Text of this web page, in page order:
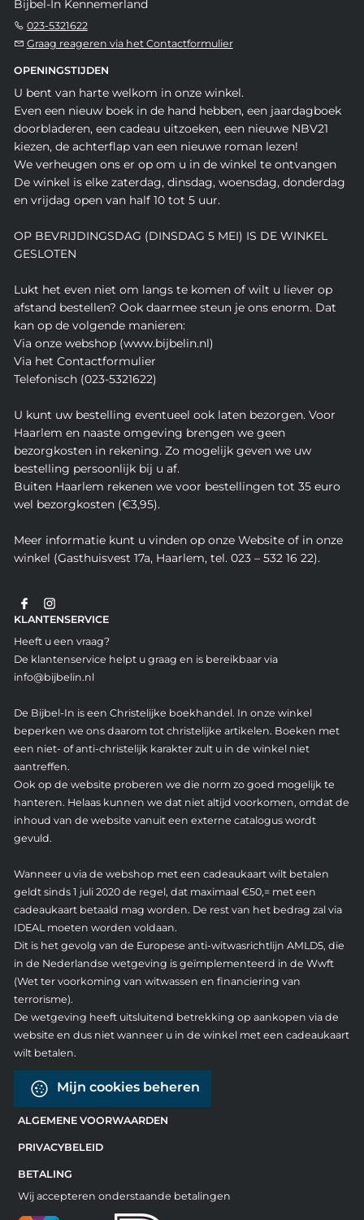
Bijbel-In Kennemerland
023-5321622
Graag reageren via het Contactformulier
OPENINGSTIJDEN
U bent van harte welkom in onze winkel.
Even een nieuw boek in de hand hebben, een jaardagboek
doorbladeren, een cadeau uitzoeken, een nieuwe NBV21
kiezen, de achterflap van een nieuwe roman lezen!
We verheugen ons er op om u in de winkel te ontvangen
De winkel is elke zaterdag, dinsdag, woensdag, donderdag
en vrijdag open van half 10 tot 5 uur.
OP BEVRIJDINGSDAG (DINSDAG 5 MEI) IS DE WINKEL
GESLOTEN
Lukt het even niet om langs te komen of wilt u liever op
afstand bestellen? Ook daarmee steun je ons enorm. Dat
kan op de volgende manieren:
Via onze webshop (www.bijbelin.nl)
Via het Contactformulier
Telefonisch (023-5321622)
U kunt uw bestelling eventueel ook laten bezorgen. Voor
Haarlem en naaste omgeving brengen we geen
bezorgkosten in rekening. Zo mogelijk geven we uw
bestelling persoonlijk bij u af.
Buiten Haarlem rekenen we voor bestellingen tot 35 euro
wel bezorgkosten (€3,95).
Meer informatie kunt u vinden op onze Website of in onze
winkel (Gasthuisvest 17a, Haarlem, tel. 023 – 532 16 22).
KLANTENSERVICE
Heeft u een vraag?
De klantenservice helpt u graag en is bereikbaar via
info@bijbelin.nl
De Bijbel-In is een Christelijke boekhandel. In onze winkel
beperken we ons daarom tot christelijke artikelen. Boeken met
een niet- of anti-christelijk karakter zult u in de winkel niet
aantreffen.
Ook op de website proberen we die norm zo goed mogelijk te
hanteren. Helaas kunnen we dat niet altijd voorkomen, omdat de
inhoud van de website vanuit een externe catalogus wordt
gevuld.
Wanneer u via de webshop met een cadeaukaart wilt betalen
geldt sinds 1 juli 2020 de regel, dat maximaal €50,= met een
cadeaukaart betaald mag worden. De rest van het bedrag zal via
IDEAL moeten worden voldaan.
Dit is het gevolg van de Europese anti-witwasrichtlijn AMLD5, die
in de Nederlandse wetgeving is geïmplementeerd in de Wwft
(Wet ter voorkoming van witwassen en financiering van
terrorisme).
De wetgeving heeft uitsluitend betrekking op aankopen via de
website en dus niet wanneer u in de winkel met een cadeaukaart
wilt betalen.
Mijn cookies beheren
ALGEMENE VOORWAARDEN
PRIVACYBELEID
BETALING
Wij accepteren onderstaande betalingen